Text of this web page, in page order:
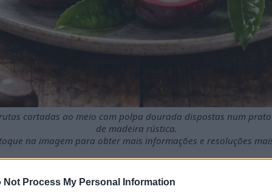
Not Process My Personal Information
cortadas ao meio com polpa dourada dispostas num
de madeira rústica.
na imagem para obter mais informações e resoluções